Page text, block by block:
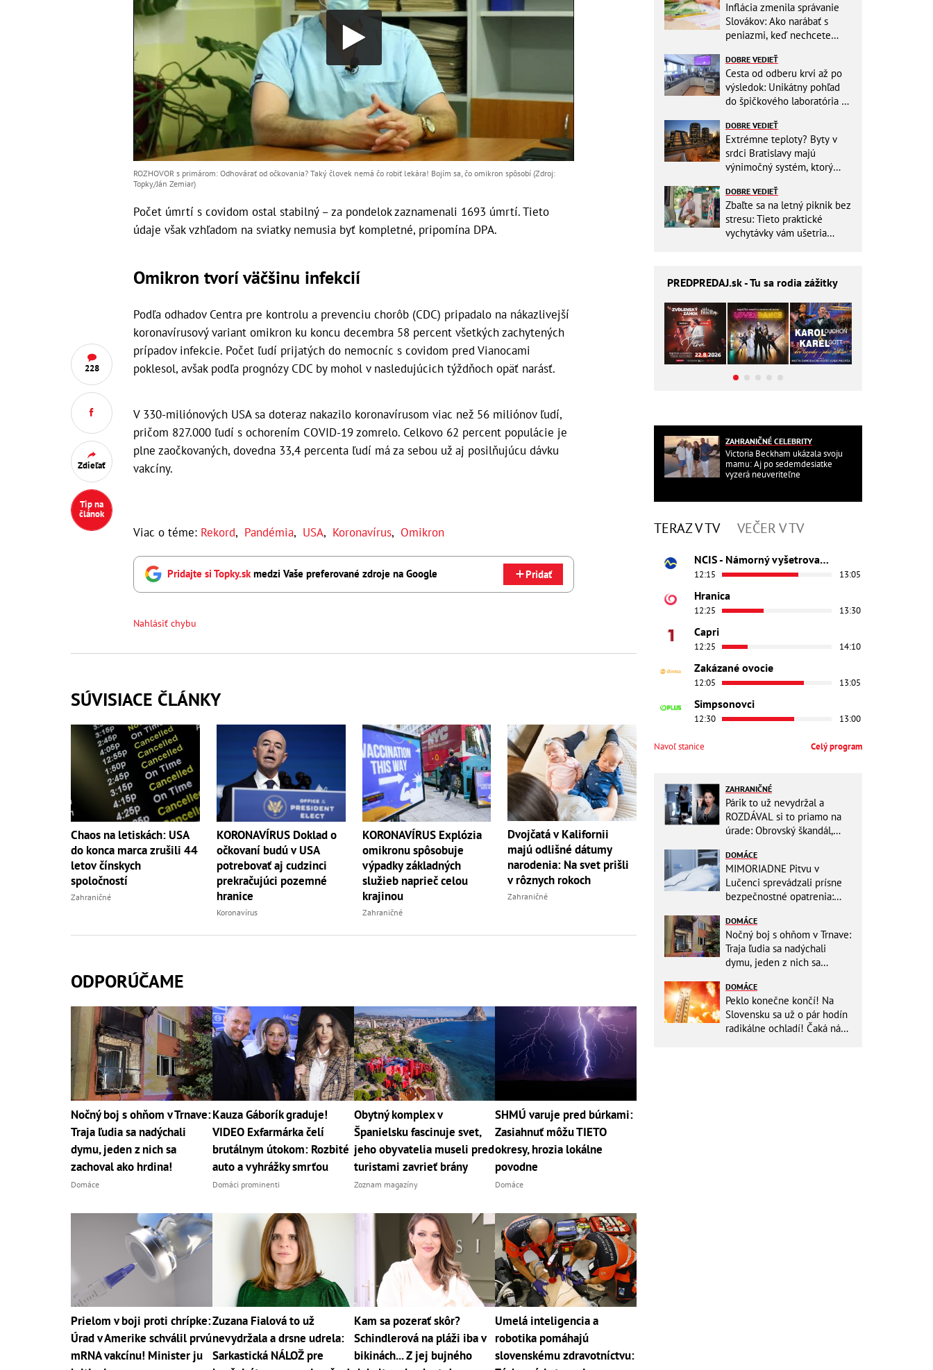
228
Zdieľať
Tip na
článok
ROZHOVOR s primárom: Odhovárať od očkovania? Taký človek nemá čo robiť lekára! Bojím sa, čo omikron spôsobí (Zdroj:
Topky/Ján Zemiar)
Počet úmrtí s covidom ostal stabilný – za pondelok zaznamenali 1693 úmrtí. Tieto
údaje však vzhľadom na sviatky nemusia byť kompletné, pripomína DPA.
Omikron tvorí väčšinu infekcií
Podľa odhadov Centra pre kontrolu a prevenciu chorôb (CDC) pripadalo na nákazlivejší
koronavírusový variant omikron ku koncu decembra 58 percent všetkých zachytených
prípadov infekcie. Počet ľudí prijatých do nemocníc s covidom pred Vianocami
poklesol, avšak podľa prognózy CDC by mohol v nasledujúcich týždňoch opäť narásť.
V 330-miliónových USA sa doteraz nakazilo koronavírusom viac než 56 miliónov ľudí,
pričom 827.000 ľudí s ochorením COVID-19 zomrelo. Celkovo 62 percent populácie je
plne zaočkovaných, dovedna 33,4 percenta ľudí má za sebou už aj posilňujúcu dávku
vakcíny.
Viac o téme: Rekord, Pandémia, USA, Koronavírus, Omikron
Pridajte si Topky.skmedzi Vaše preferované zdroje na Google Pridať
Nahlásiť chybu
SÚVISIACE ČLÁNKY
Chaos na letiskách: USA
do konca marca zrušili 44
letov čínskych
spoločností
Zahraničné
KORONAVÍRUS Doklad o
očkovaní budú v USA
potrebovať aj cudzinci
prekračujúci pozemné
hranice
Koronavírus
KORONAVÍRUS Explózia
omikronu spôsobuje
výpadky základných
služieb naprieč celou
krajinou
Zahraničné
Dvojčatá v Kalifornii
majú odlišné dátumy
narodenia: Na svet prišli
v rôznych rokoch
Zahraničné
ODPORÚČAME
Nočný boj s ohňom v Trnave:
Traja ľudia sa nadýchali
dymu, jeden z nich sa
zachoval ako hrdina!
Domáce
Kauza Gáborík graduje!
VIDEO Exfarmárka čelí
brutálnym útokom: Rozbité
auto a vyhrážky smrťou
Domáci prominenti
Obytný komplex v
Španielsku fascinuje svet,
jeho obyvatelia museli pred
turistami zavrieť brány
Zoznam magazíny
SHMÚ varuje pred búrkami:
Zasiahnuť môžu TIETO
okresy, hrozia lokálne
povodne
Domáce
Prielom v boji proti chrípke:
Úrad v Amerike schválil prvú
mRNA vakcínu! Minister ju
Zuzana Fialová to už
nevydržala a drsne udrela:
Sarkastická NÁLOŽ pre
Kam sa pozerať skôr?
Schindlerová na pláži iba v
bikinách... Z jej bujného
Umelá inteligencia a
robotika pomáhajú
slovenskému zdravotníctvu:
Inflácia zmenila správanie
Slovákov: Ako narábať s
peniazmi, keď nechcete
DOBRE VEDIEŤ
Cesta od odberu krvi až po
výsledok: Unikátny pohľad
do špičkového laboratória na
DOBRE VEDIEŤ
Extrémne teploty? Byty v
srdci Bratislavy majú
výnimočný systém, ktorý
DOBRE VEDIEŤ
Zbaľte sa na letný piknik bez
stresu: Tieto praktické
vychytávky vám ušetria
PREDPREDAJ.sk - Tu sa rodia zážitky
ZAHRANIČNÉ CELEBRITY
Victoria Beckham ukázala svoju
mamu: Aj po sedemdesiatke
vyzerá neuveriteľne
TERAZ V TV VEČER V TV
NCIS - Námorný vyšetrovací úrad
12:15 13:05
Hranica
12:25 13:30
Capri
12:25 14:10
Zakázané ovocie
12:05 13:05
Simpsonovci
12:30 13:00
Navoľ stanice Celý program
ZAHRANIČNÉ
Párik to už nevydržal a
ROZDÁVAL si to priamo na
úrade: Obrovský škandál,
DOMÁCE
MIMORIADNE Pitvu v
Lučenci sprevádzali prísne
bezpečnostné opatrenia:
DOMÁCE
Nočný boj s ohňom v Trnave:
Traja ľudia sa nadýchali
dymu, jeden z nich sa
DOMÁCE
Peklo konečne končí! Na
Slovensku sa už o pár hodín
radikálne ochladí! Čaká nás